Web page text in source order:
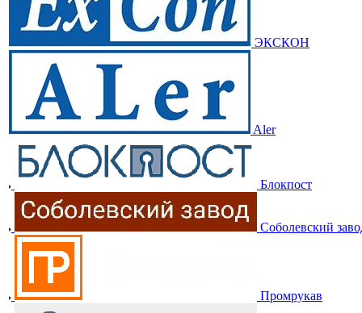
ЭКСКОН
Aler
Блокпост
Соболевский
Промрукав